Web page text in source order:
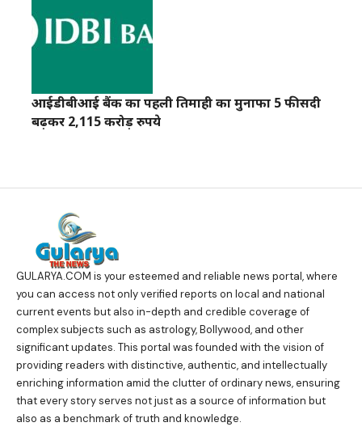
आईडीबीआई बैंक का पहली तिमाही का मुनाफा 5 फीसदी
बढ़कर 2,115 करोड़ रुपये
GULARYA.COM is your esteemed and reliable news portal, where
you can access not only verified reports on local and national
current events but also in-depth and credible coverage of
complex subjects such as astrology, Bollywood, and other
significant updates. This portal was founded with the vision of
providing readers with distinctive, authentic, and intellectually
enriching information amid the clutter of ordinary news, ensuring
that every story serves not just as a source of information but
also as a benchmark of truth and knowledge.